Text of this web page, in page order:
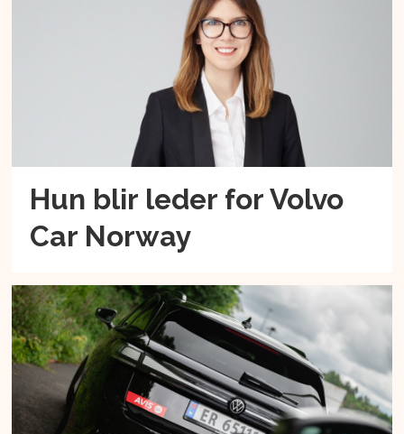
Hun blir leder for Volvo
Car Norway